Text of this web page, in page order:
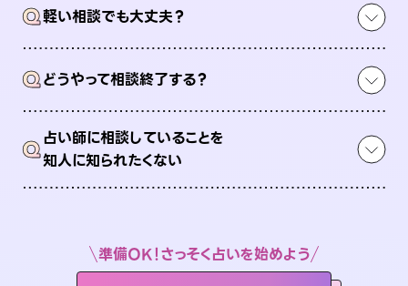
Q軽い相談でも大丈夫？
Qどうやって相談終了する？
Q占い師に相談していることを
知人に知られたくない
準備OK！さっそく占いを始めよう